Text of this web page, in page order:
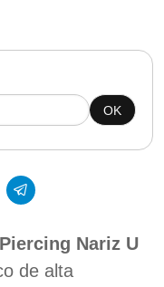
OK
Piercing Nariz U
de alta